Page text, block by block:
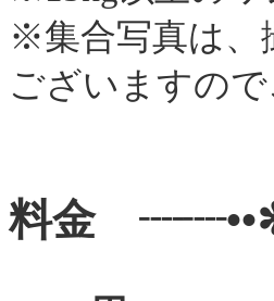
※集合写真は、
ございますの
料金